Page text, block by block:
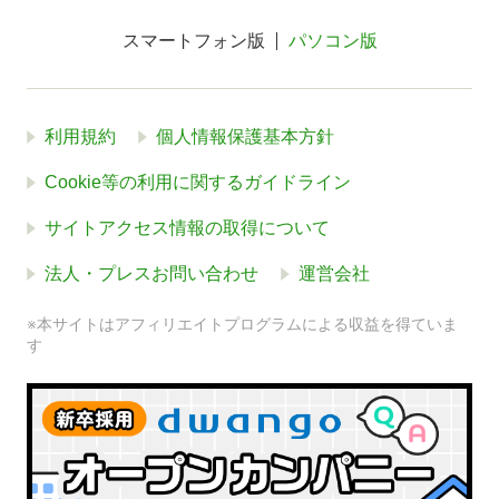
スマートフォン版 パソコン版
利用規約 個人情報保護基本方針
Cookie等の利用に関するガイドライン
サイトアクセス情報の取得について
法人・プレスお問い合わせ 運営会社
※本サイトはアフィリエイトプログラムによる収益を得ていま
す